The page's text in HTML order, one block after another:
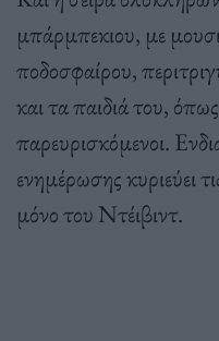
μπάρμπεκιου, με
ποδοσφαίρου,
και τα παιδιά του,
παρευρισκόμενοι.
ενημέρωσης κυριεύει
μόνο του Ντέιβιντ.